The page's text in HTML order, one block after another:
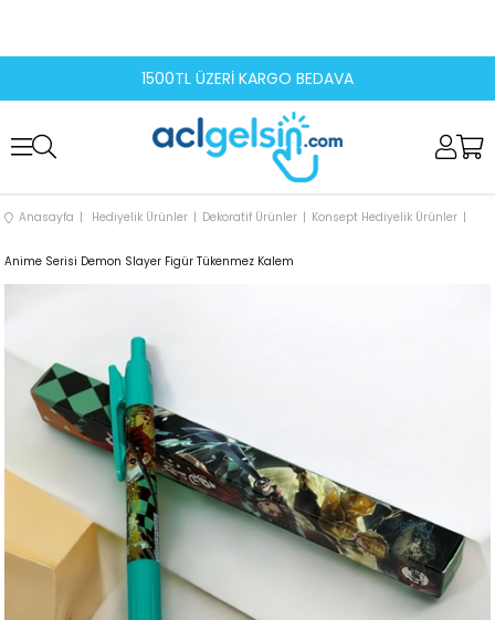
1500TL ÜZERİ KARGO BEDAVA
Anasayfa Hediyelik Ürünler Dekoratif Ürünler Konsept Hediyelik Ürünler
Anime Serisi Demon Slayer Figür Tükenmez Kalem